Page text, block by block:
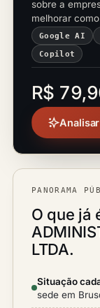
sobre a
melhorar
Google AI
Copilot
R$
PANORAMA
O que já
LTDA.
Situação
sede em